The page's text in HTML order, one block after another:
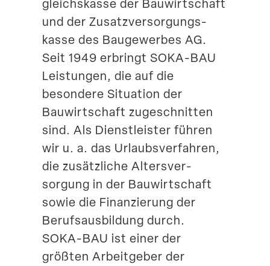
gleichs­kasse der Bauwirt­schaft
und der Zusatz­ver­sor­gungs­
kasse des Bauge­werbes AG.
Seit 1949 erbringt SOKA-BAU
Leistungen, die auf die
besondere Situation der
Bauwirt­schaft zugeschnitten
sind. Als Dienst­leister führen
wir u. a. das Urlaubs­ver­fahren,
die zusätz­liche Alters­ver­
sorgung in der Bauwirt­schaft
sowie die Finan­zierung der
Berufs­aus­bildung durch.
SOKA-BAU ist einer der
größten Arbeit­geber der